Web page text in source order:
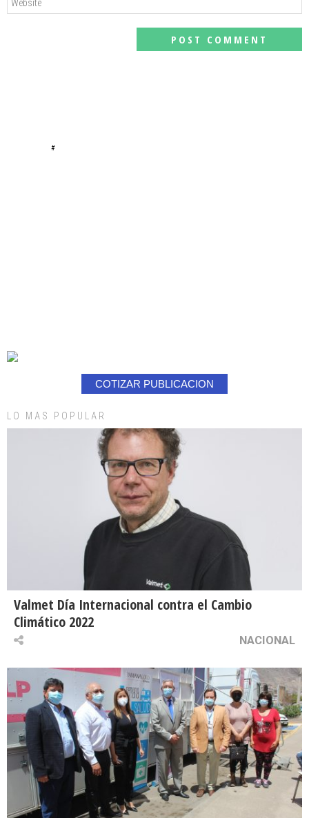
#
COTIZAR PUBLICACION
LO MAS POPULAR
Valmet Día Internacional contra el Cambio
Climático 2022
NACIONAL